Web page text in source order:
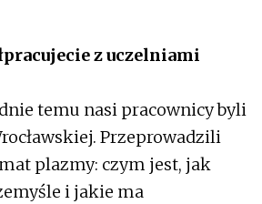
z uczelniami
temu nasi pracownicy byli
Przeprowadzili
plazmy: czym jest, jak
i jakie ma